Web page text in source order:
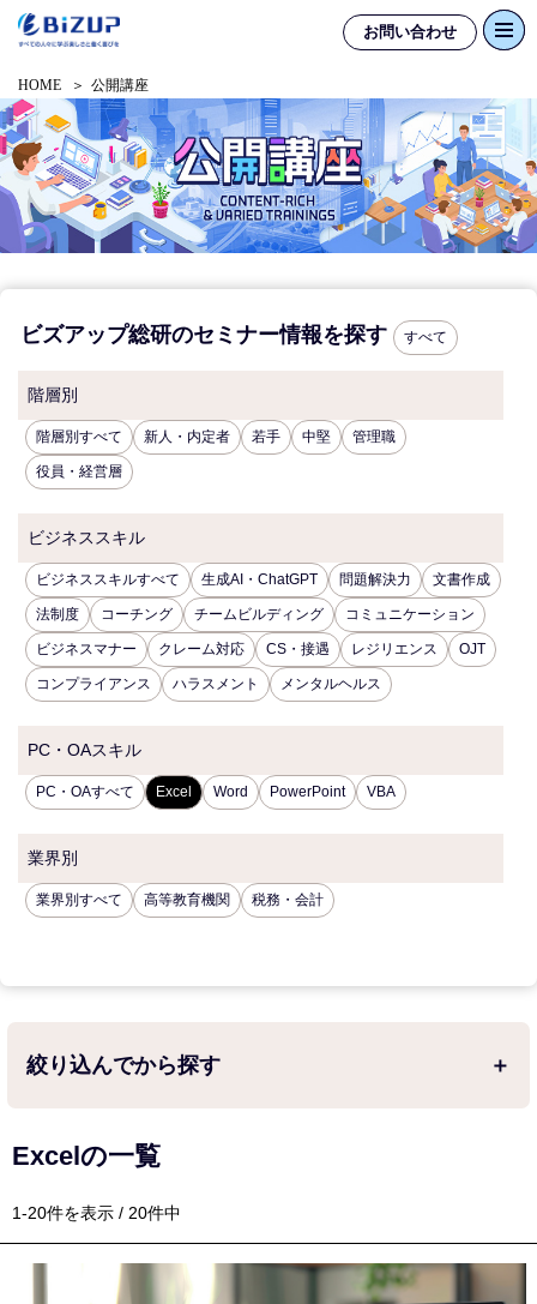
お問い合わせ
HOME 公開講座
ビズアップ総研のセミナー情報を探す すべて
階層別
階層別すべて 新人・内定者 若手 中堅 管理職
役員・経営層
ビジネススキル
ビジネススキルすべて 生成AI・ChatGPT 問題解決力 文書作成
法制度 コーチング チームビルディング コミュニケーション
ビジネスマナー クレーム対応 CS・接遇 レジリエンス OJT
コンプライアンス ハラスメント メンタルヘルス
PC・OAスキル
PC・OAすべて Excel Word PowerPoint VBA
業界別
業界別すべて 高等教育機関 税務・会計
絞り込んでから探す
Excelの一覧
1-20件を表示 / 20件中